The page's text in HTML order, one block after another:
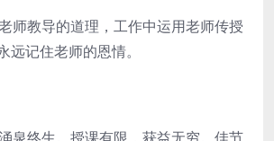
师教导的道理，工作中运用老师传授
远记住老师的恩情。